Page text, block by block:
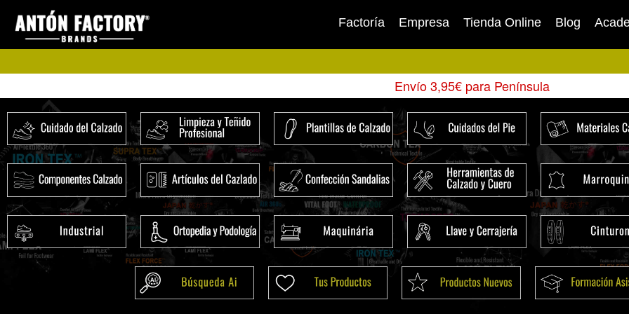
contenido
Factoría Empresa Tienda Online Blog
Envío 3,95€ para Península